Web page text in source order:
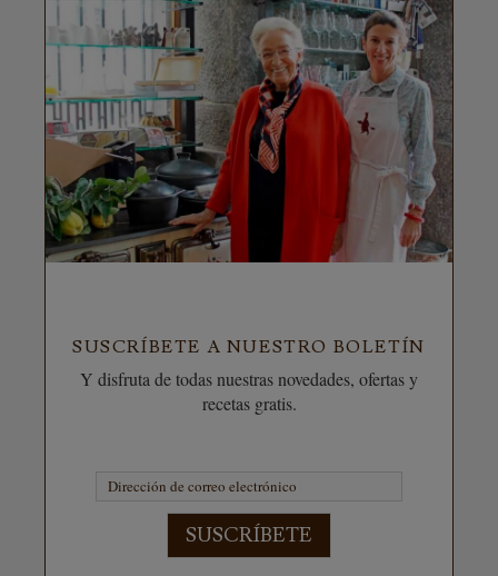
SUSCRÍBETE A NUESTRO BOLETÍN
Y disfruta de todas nuestras novedades, ofertas y
recetas gratis.
SUSCRÍBETE